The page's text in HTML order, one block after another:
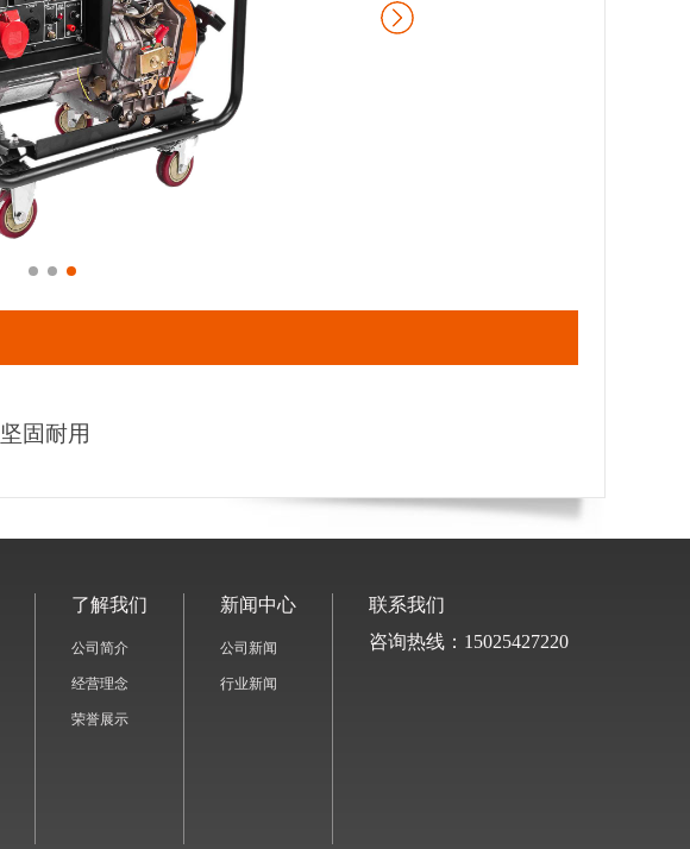
坚固耐用
了解我们
公司简介
经营理念
荣誉展示
新闻中心
公司新闻
行业新闻
联系我们
咨询热线：15025427220